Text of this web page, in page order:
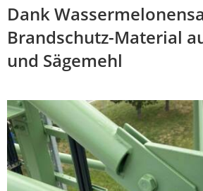
Dank
Brandschutz-Material
und Sägemehl